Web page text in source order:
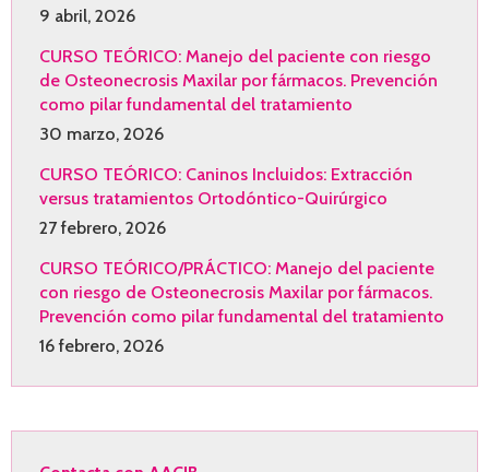
9 abril, 2026
CURSO TEÓRICO: Manejo del paciente con riesgo
de Osteonecrosis Maxilar por fármacos. Prevención
como pilar fundamental del tratamiento
30 marzo, 2026
CURSO TEÓRICO: Caninos Incluidos: Extracción
versus tratamientos Ortodóntico-Quirúrgico
27 febrero, 2026
CURSO TEÓRICO/PRÁCTICO: Manejo del paciente
con riesgo de Osteonecrosis Maxilar por fármacos.
Prevención como pilar fundamental del tratamiento
16 febrero, 2026